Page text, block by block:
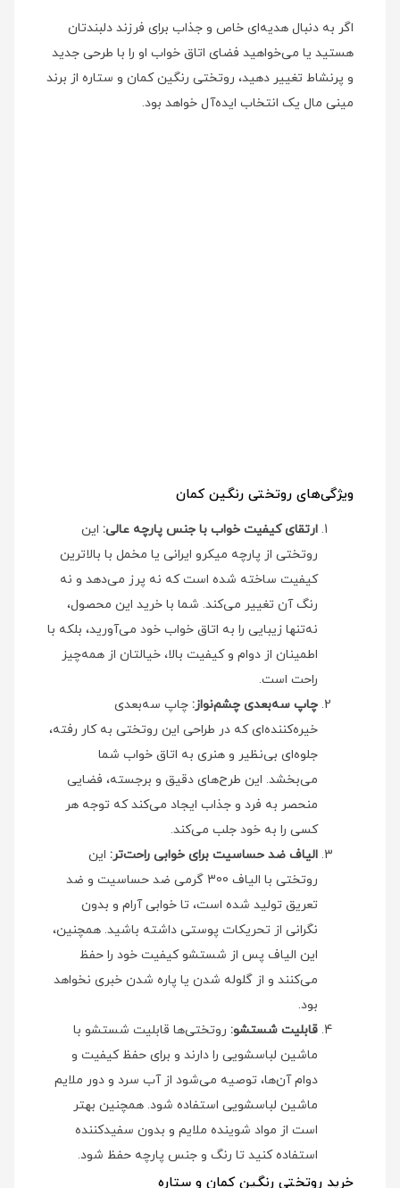
اگر به دنبال هدیه‌ای خاص و جذاب برای فرزند دلبندتان
هستید یا می‌خواهید فضای اتاق خواب او را با طرحی جدید
و پرنشاط تغییر دهید، روتختی رنگین کمان و ستاره از برند
مینی‌ مال یک انتخاب ایده‌آل خواهد بود.
ویژگی‌های روتختی رنگین کمان
ارتقای کیفیت خواب با جنس پارچه عالی: این
روتختی از پارچه میکرو ایرانی یا مخمل با بالاترین
کیفیت ساخته شده است که نه پرز می‌دهد و نه
رنگ آن تغییر می‌کند. شما با خرید این محصول،
نه‌تنها زیبایی را به اتاق خواب خود می‌آورید، بلکه با
اطمینان از دوام و کیفیت بالا، خیالتان از همه‌چیز
راحت است.
چاپ سه‌بعدی چشم‌نواز: چاپ سه‌بعدی
خیره‌کننده‌ای که در طراحی این روتختی به کار رفته،
جلوه‌ای بی‌نظیر و هنری به اتاق خواب شما
می‌بخشد. این طرح‌های دقیق و برجسته، فضایی
منحصر به فرد و جذاب ایجاد می‌کند که توجه هر
کسی را به خود جلب می‌کند.
الیاف ضد حساسیت برای خوابی راحت‌تر: این
روتختی با الیاف 300 گرمی ضد حساسیت و ضد
تعریق تولید شده است، تا خوابی آرام و بدون
نگرانی از تحریکات پوستی داشته باشید. همچنین،
این الیاف پس از شستشو کیفیت خود را حفظ
می‌کنند و از گلوله شدن یا پاره شدن خبری نخواهد
بود.
قابلیت شستشو: روتختی‌ها قابلیت شستشو با
ماشین لباسشویی را دارند و برای حفظ کیفیت و
دوام آن‌ها، توصیه می‌شود از آب سرد و دور ملایم
ماشین لباسشویی استفاده شود. همچنین بهتر
است از مواد شوینده ملایم و بدون سفیدکننده
استفاده کنید تا رنگ و جنس پارچه حفظ شود.
خرید روتختی رنگین کمان و ستاره